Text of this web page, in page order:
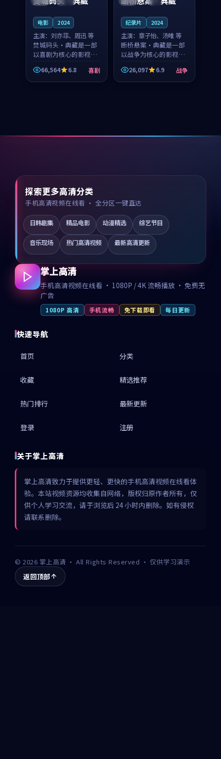
电影 2024
主演： 刘亦菲、周迅 等
焚城码头·典藏是一部
以喜剧为核心的影视作
品，围绕危机、反转与
人物成长展开，整体节
奏紧凑，值得推荐观
66,564 6.8 喜剧
纪录片 2024
主演： 章子怡、汤唯 等
断桥悬案·典藏是一部
以战争为核心的影视作
品，围绕危机、反转与
人物成长展开，整体节
奏紧凑，值得推荐观
26,097 6.9 战争
探索更多高清分类
手机高清视频在线看 · 全分区一键直达
日韩剧集 精品电影 动漫精选 综艺节目
音乐现场 热门高清视频 最新高清更新
掌上高清
手机高清视频在线看 · 1080P / 4K 流畅播放 · 免费无
广告
1080P 高清 手机流畅 免下载即看 每日更新
快速导航
首页 分类
收藏 精选推荐
热门排行 最新更新
登录 注册
关于掌上高清
掌上高清致力于提供更轻、更快的手机高清视频在线看体
验。本站视频资源均收集自网络，版权归原作者所有，仅
供个人学习交流，请于浏览后 24 小时内删除。如有侵权
请联系删除。
©2026 掌上高清 · All Rights Reserved · 仅供学习演示
返回顶部